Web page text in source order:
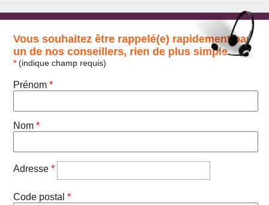
Vous souhaitez être rappelé(e) rapidement par
un de nos conseillers, rien de plus simple.
* (indique champ requis)
Prénom*
Nom*
Adresse*
Code postal*